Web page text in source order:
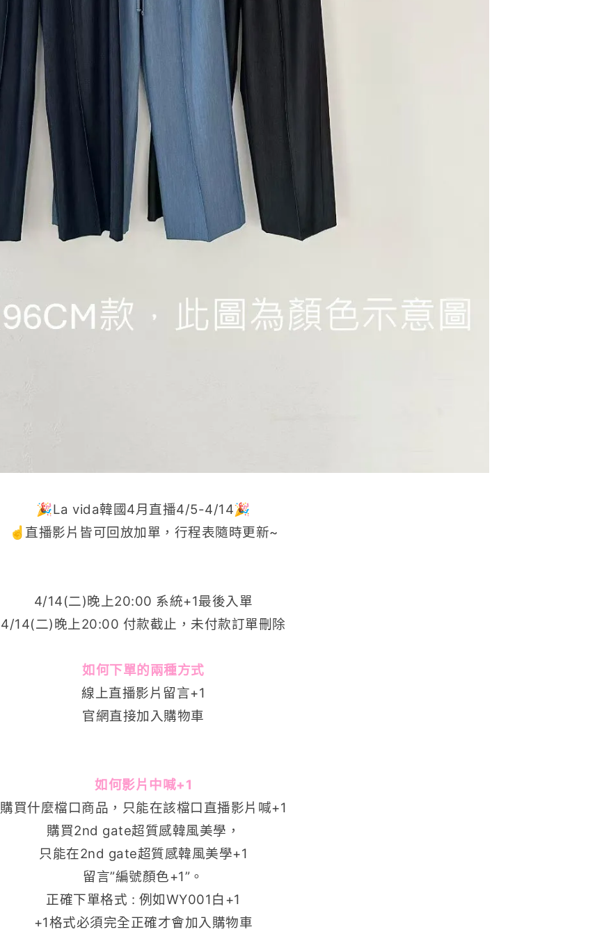
🎉La vida韓國4月直播4/5-4/14🎉
☝️直播影片皆可回放加單，行程表隨時更新~
4/14(二)晚上20:00 系統+1最後入單
4/14(二)晚上20:00 付款截止，未付款訂單刪除
如何下單的兩種方式
線上直播影片留言+1
官網直接加入購物車
如何影片中喊+1
購買什麼檔口商品，只能在該檔口直播影片喊+1
購買2nd gate超質感韓風美學 ，
只能在2nd gate超質感韓風美學+1
留言”編號顏色+1”。
正確下單格式 : 例如WY001白+1
+1格式必須完全正確才會加入購物車